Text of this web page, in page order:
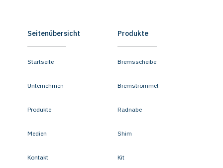
Seitenübersicht
Startseite
Unternehmen
Produkte
Medien
Kontakt
Produkte
Bremsscheibe
Bremstrommel
Radnabe
Shim
Kit